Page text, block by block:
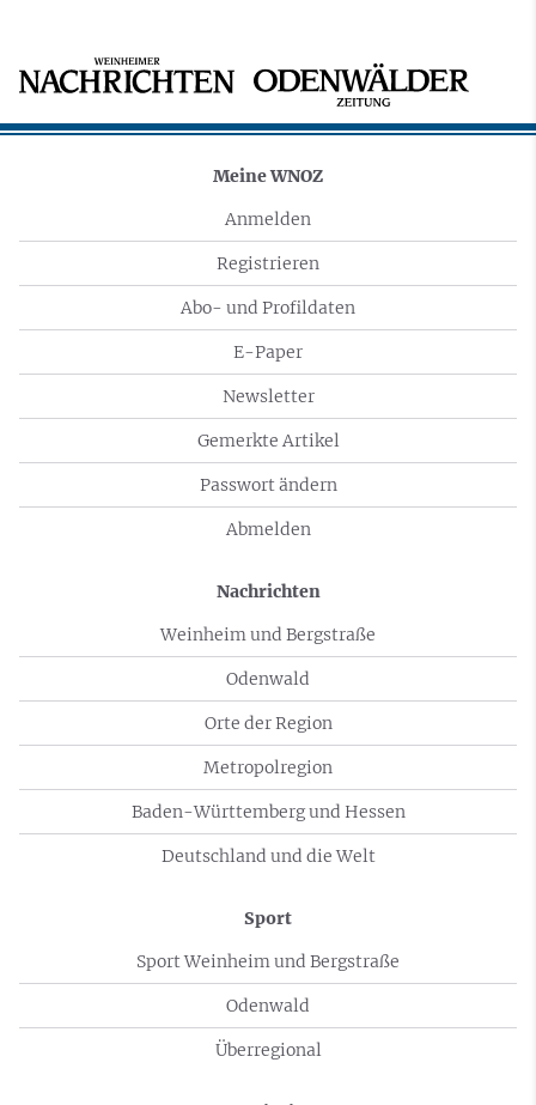
Meine WNOZ
Anmelden
Registrieren
Abo- und Profildaten
E-Paper
Newsletter
Gemerkte Artikel
Passwort ändern
Abmelden
Nachrichten
Weinheim und Bergstraße
Odenwald
Orte der Region
Metropolregion
Baden-Württemberg und Hessen
Deutschland und die Welt
Sport
Sport Weinheim und Bergstraße
Odenwald
Überregional